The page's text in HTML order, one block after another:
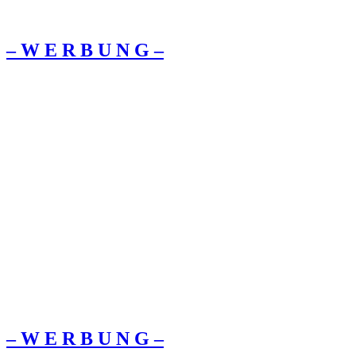
– W Ε R Β U Ν G –
– W Ε R Β U Ν G –